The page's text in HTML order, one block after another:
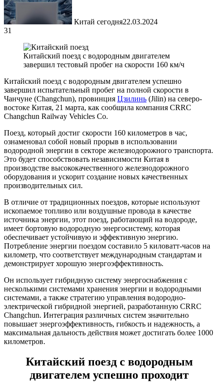
Китай сегодня22.03.2024
31
Китайский поезд с водородным двигателем
завершил тестовый пробег на скорости 160 км/ч
Китайский поезд с водородным двигателем успешно
завершил испытательный пробег на полной скорости в
Чанчуне (Changchun), провинция Цзилинь (Jilin) на северо-
востоке Китая, 21 марта, как сообщила компания CRRC
Changchun Railway Vehicles Co.
Поезд, который достиг скорости 160 километров в час,
ознаменовал собой новый прорыв в использовании
водородной энергии в секторе железнодорожного транспорта.
Это будет способствовать независимости Китая в
производстве высококачественного железнодорожного
оборудования и ускорит создание новых качественных
производительных сил.
В отличие от традиционных поездов, которые используют
ископаемое топливо или воздушные провода в качестве
источника энергии, этот поезд, работающий на водороде,
имеет бортовую водородную энергосистему, которая
обеспечивает устойчивую и эффективную энергию.
Потребление энергии поездом составило 5 киловатт-часов на
километр, что соответствует международным стандартам и
демонстрирует хорошую энергоэффективность.
Он использует гибридную систему энергоснабжения с
несколькими системами хранения энергии и водородными
системами, а также стратегию управления водородно-
электрической гибридной энергией, разработанную CRRC
Changchun. Интеграция различных систем значительно
повышает энергоэффективность, гибкость и надежность, а
максимальная дальность действия может достигать более 1000
километров.
Китайский поезд с водородным
двигателем успешно проходит